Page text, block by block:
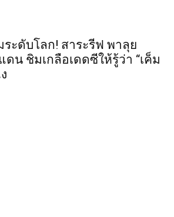
ะดับโลก! สาระรีฟ พาลุย
ดน ชิมเกลือเดดซีให้รู้ว่า “เค็ม